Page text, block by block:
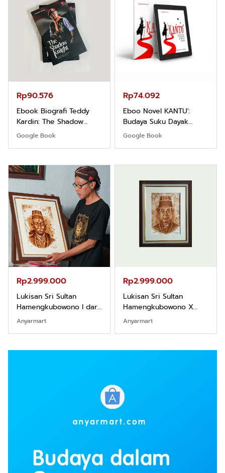
Rp90.576
Ebook Biografi Teddy
Kardin: The Shadow
Khight |
Google Book
Rp74.092
Eboo Novel KANTU':
Budaya Suku Dayak
Borneo
Google Book
Rp2.999.000
Lukisan Sri Sultan
Hamengkubowono I dari
Kopi Karya Rudi Winarso
Anyarmart
Rp2.999.000
Lukisan Sri Sultan
Hamengkubowono X
dari Kopi Karya Rudi
Winarso
Anyarmart